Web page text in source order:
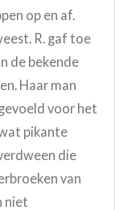
op en af.
R. gaf toe
de bekende
Haar man
voor het
pikante
die
van
niet